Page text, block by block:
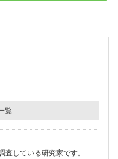
覧
している研究家です。